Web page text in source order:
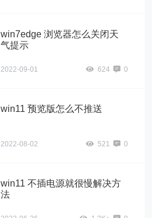
win7edge 浏览器怎么关闭天
气提示
2022-09-01 624 0
win11 预览版怎么不推送
2022-08-02 521 0
win11 不插电源就很慢解决方
法